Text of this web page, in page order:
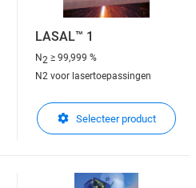
LASAL™ 1
N2 ≥ 99,999 %
N2 voor lasertoepassingen
Selecteer product